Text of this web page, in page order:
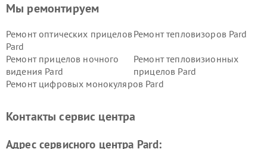
Мы ремонтируем
Ремонт оптических прицелов
Pard
Ремонт тепловизоров Pard
Ремонт прицелов ночного
видения Pard
Ремонт тепловизионных
прицелов Pard
Ремонт цифровых монокуляров Pard
Контакты сервис центра
Адрес сервисного центра Pard: